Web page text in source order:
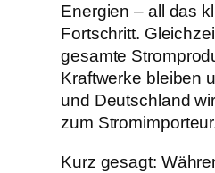
Energien – all das
Fortschritt.
gesamte
Kraftwerke bleiben
und Deutschland
zum
Kurz gesagt: